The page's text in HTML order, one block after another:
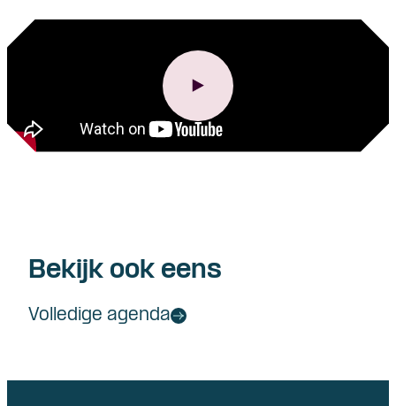
Bekijk ook eens
Volledige agenda